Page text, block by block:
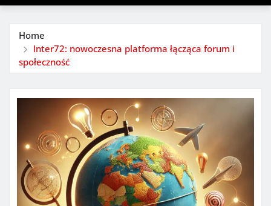
Home
Inter72: nowoczesna platforma łącząca forum i
społeczność